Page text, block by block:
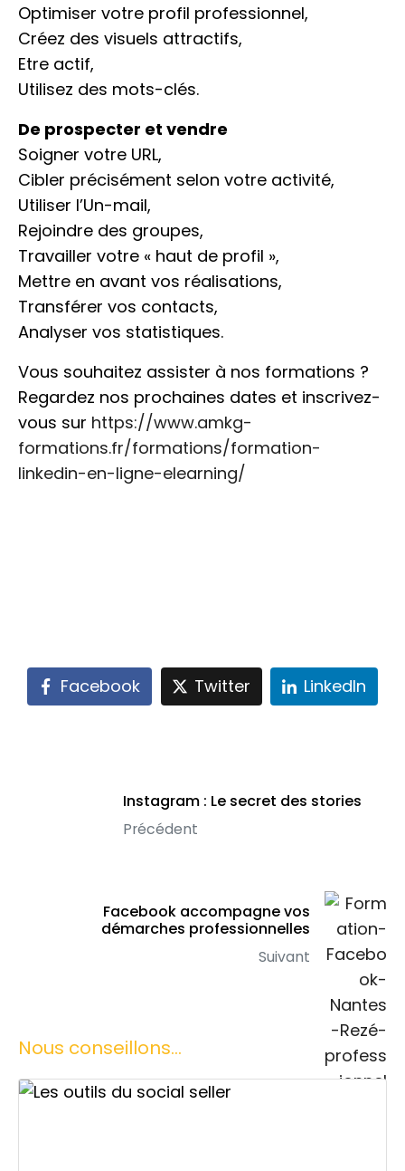
Optimiser votre profil professionnel,
Créez des visuels attractifs,
Etre actif,
Utilisez des mots-clés.
De prospecter et vendre
Soigner votre URL,
Cibler précisément selon votre activité,
Utiliser l’Un-mail,
Rejoindre des groupes,
Travailler votre « haut de profil »,
Mettre en avant vos réalisations,
Transférer vos contacts,
Analyser vos statistiques.
Vous souhaitez assister à nos formations ?
Regardez nos prochaines dates et inscrivez-
vous sur https://www.amkg-
formations.fr/formations/formation-
linkedin-en-ligne-elearning/
Facebook Twitter LinkedIn
Instagram : Le secret des stories
Précédent
Facebook accompagne vos
démarches professionnelles
Suivant
Nous conseillons...